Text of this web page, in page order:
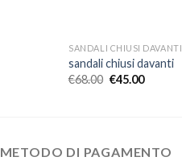
SANDALI CHIUSI DAVANTI
sandali chiusi davanti
€68.00 €45.00
METODO DI PAGAMENTO